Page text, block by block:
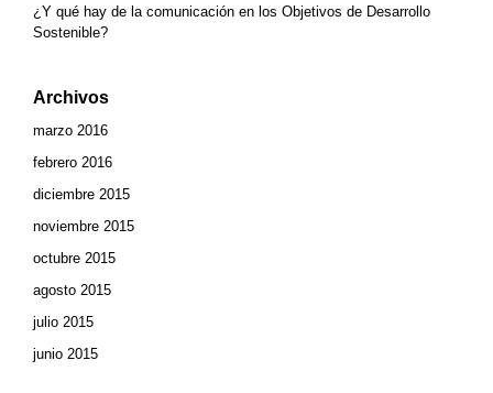
¿Y qué hay de la comunicación en los Objetivos de Desarrollo
Sostenible?
Archivos
marzo 2016
febrero 2016
diciembre 2015
noviembre 2015
octubre 2015
agosto 2015
julio 2015
junio 2015